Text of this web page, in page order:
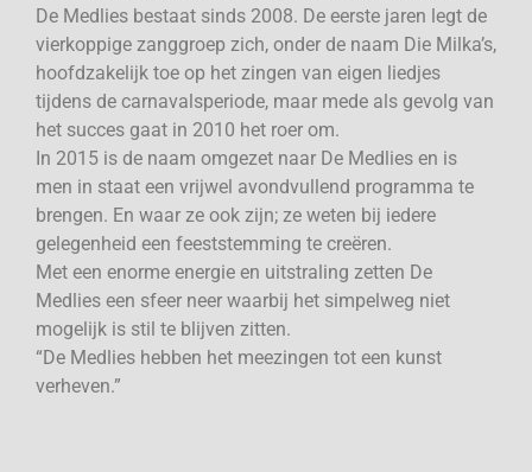
De Medlies bestaat sinds 2008. De eerste jaren legt de
vierkoppige zanggroep zich, onder de naam Die Milka’s,
hoofdzakelijk toe op het zingen van eigen liedjes
tijdens de carnavalsperiode, maar mede als gevolg van
het succes gaat in 2010 het roer om.
In 2015 is de naam omgezet naar De Medlies en is
men in staat een vrijwel avondvullend programma te
brengen. En waar ze ook zijn; ze weten bij iedere
gelegenheid een feeststemming te creëren.
Met een enorme energie en uitstraling zetten De
Medlies een sfeer neer waarbij het simpelweg niet
mogelijk is stil te blijven zitten.
“De Medlies hebben het meezingen tot een kunst
verheven.”